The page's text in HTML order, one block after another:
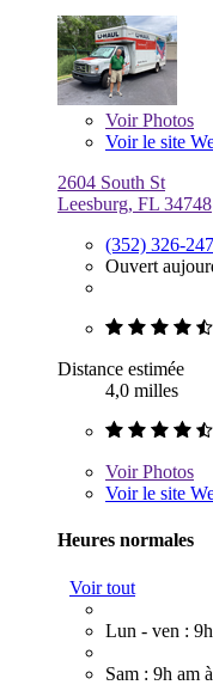
VoirPhotos
Voir le site
2604 South St
Leesburg, FL 34748
(352) 326-
Ouvert
Distance estimée
4,0 milles
VoirPhotos
Voir le site
Heures normales
Voir tout
Lun - ven :
Sam : 9h am